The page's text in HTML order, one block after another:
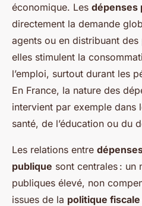
économique. Les dépenses
directement la demande
agents ou en distribuant
elles stimulent la
l’emploi, surtout durant les
En France, la nature des
intervient par exemple dans
santé, de l’éducation ou du
Les relations entre
publique sont centrales : un
publiques élevé, non
issues de la politique